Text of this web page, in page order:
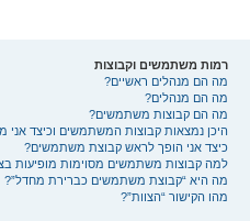
רמות משתמשים וקבוצות
מה הם מנהלים ראשיים?
מה הם מנהלים?
מה הם קבוצות משתמשים?
היכן נמצאות קבוצות המשתמשים וכיצד
כיצד אני הופך לראש קבוצת משתמשים?
למה קבוצות משתמשים מסוימות מופיעות
מה היא “קבוצת משתמשים כברירת מחדל”?
מהו הקישור “הצוות”?